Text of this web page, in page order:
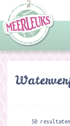
50 resultaten